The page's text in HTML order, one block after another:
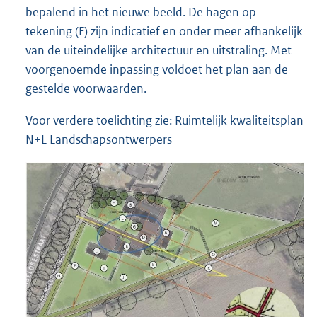
bepalend in het nieuwe beeld. De hagen op
tekening (F) zijn indicatief en onder meer afhankelijk
van de uiteindelijke architectuur en uitstraling. Met
voorgenoemde inpassing voldoet het plan aan de
gestelde voorwaarden.
Voor verdere toelichting zie: Ruimtelijk kwaliteitsplan
N+L Landschapsontwerpers